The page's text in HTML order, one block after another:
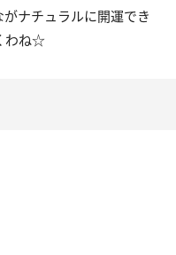
ナチュラルに開運でき
わね☆